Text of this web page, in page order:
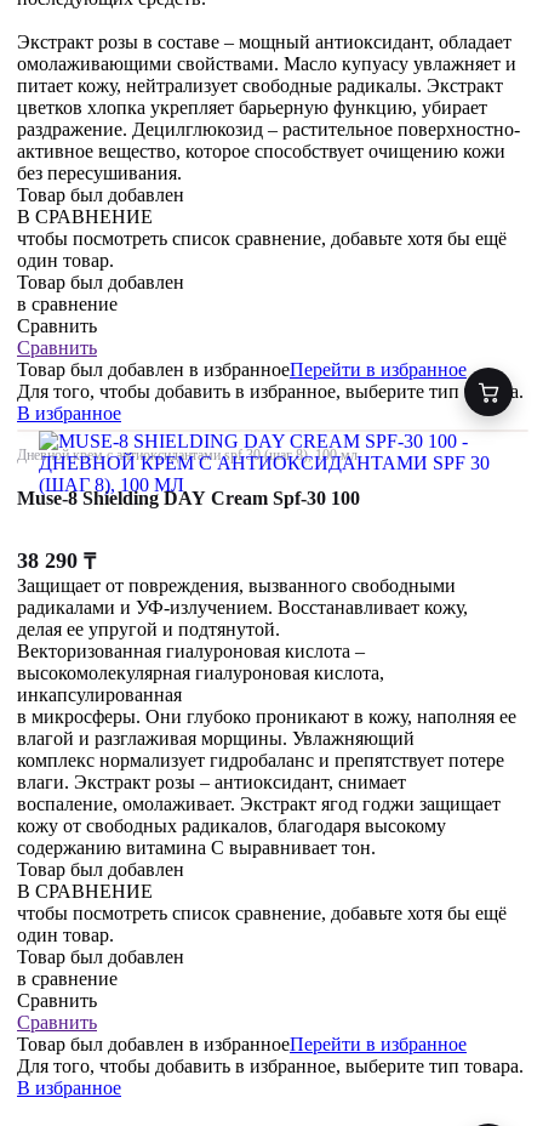
Экстракт розы в составе – мощный антиоксидант, обладает
омолаживающими свойствами. Масло купуасу увлажняет и
питает кожу, нейтрализует свободные радикалы. Экстракт
цветков хлопка укрепляет барьерную функцию, убирает
раздражение. Децилглюкозид – растительное поверхностно-
активное вещество, которое способствует очищению кожи
без пересушивания.
Товар был добавлен
В СРАВНЕНИЕ
чтобы посмотреть список сравнение, добавьте хотя бы ещё
один товар.
Товар был добавлен
в сравнение
Сравнить
Сравнить
Товар был добавлен в избранноеПерейти в избранное
Для того, чтобы добавить в избранное, выберите тип товара.
В избранное
Дневной крем с антиоксидантами spf 30 (шаг 8), 100 мл
Muse-8 Shielding DAY Cream Spf-30 100
38 290 ₸
Защищает от повреждения, вызванного свободными
радикалами и УФ-излучением. Восстанавливает кожу,
делая ее упругой и подтянутой.
Векторизованная гиалуроновая кислота –
высокомолекулярная гиалуроновая кислота,
инкапсулированная
в микросферы. Они глубоко проникают в кожу, наполняя ее
влагой и разглаживая морщины. Увлажняющий
комплекс нормализует гидробаланс и препятствует потере
влаги. Экстракт розы – антиоксидант, снимает
воспаление, омолаживает. Экстракт ягод годжи защищает
кожу от свободных радикалов, благодаря высокому
содержанию витамина С выравнивает тон.
Товар был добавлен
В СРАВНЕНИЕ
чтобы посмотреть список сравнение, добавьте хотя бы ещё
один товар.
Товар был добавлен
в сравнение
Сравнить
Сравнить
Товар был добавлен в избранноеПерейти в избранное
Для того, чтобы добавить в избранное, выберите тип товара.
В избранное